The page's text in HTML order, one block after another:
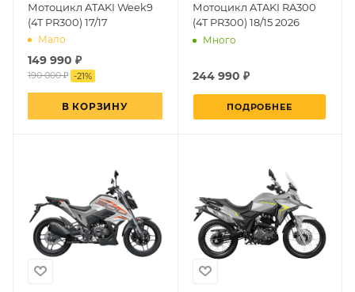
Мотоцикл ATAKI Week9
(4T PR300) 17/17
Мало
149 990 ₽
190 000 ₽ -21%
В КОРЗИНУ
Мотоцикл ATAKI RA300
(4T PR300) 18/15 2026
Много
244 990 ₽
ПОДРОБНЕЕ